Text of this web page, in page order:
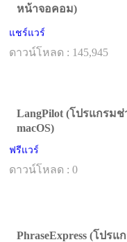
หน้าจอคอม)
แชร์แวร์
ดาวน์โหลด : 145,945
LangPilot (โปรแกรม
macOS)
ฟรีแวร์
ดาวน์โหลด : 0
PhraseExpress (โปรแ